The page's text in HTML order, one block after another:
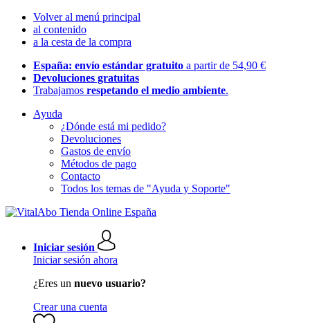
Volver al menú principal
al contenido
a la cesta de la compra
España: envío estándar gratuito a partir de 54,90 €
Devoluciones gratuitas
Trabajamos respetando el medio ambiente.
Ayuda
¿Dónde está mi pedido?
Devoluciones
Gastos de envío
Métodos de pago
Contacto
Todos los temas de "Ayuda y Soporte"
Iniciar sesión
Iniciar sesión ahora
¿Eres un nuevo usuario?
Crear una cuenta